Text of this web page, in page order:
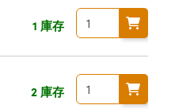
1 庫存
2 庫存